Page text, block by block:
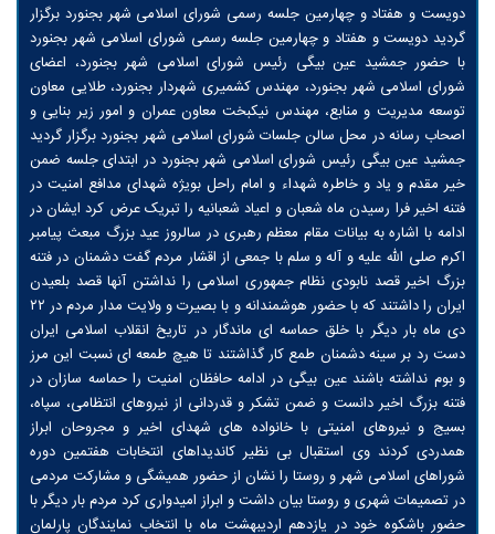
دویست و هفتاد و چهارمین جلسه رسمی شورای اسلامی شهر بجنورد برگزار
گردید دویست و هفتاد و چهارمین جلسه رسمی شورای اسلامی شهر بجنورد
با حضور جمشید عین بیگی رئیس شورای اسلامی شهر بجنورد، اعضای
شورای اسلامی شهر بجنورد، مهندس کشمیری شهردار بجنورد، طلایی معاون
توسعه مدیریت و منابع، مهندس نیکبخت معاون عمران و امور زیر بنایی و
اصحاب رسانه در محل سالن جلسات شورای اسلامی شهر بجنورد برگزار گردید
جمشید عین بیگی رئیس شورای اسلامی شهر بجنورد در ابتدای جلسه ضمن
خیر مقدم و یاد و خاطره شهداء و امام راحل بویژه شهدای مدافع امنیت در
فتنه اخیر فرا رسیدن ماه شعبان و اعیاد شعبانیه را تبریک عرض کرد ایشان در
ادامه با اشاره به بیانات مقام معظم رهبری در سالروز عيد بزرگ مبعث پیامبر
اکرم صلی الله علیه و آله و سلم با جمعی از اقشار مردم گفت دشمنان در فتنه
بزرگ اخیر قصد نابودی نظام جمهوری اسلامی را نداشتن آنها قصد بلعیدن
ایران را داشتند که با حضور هوشمندانه و با بصیرت و ولایت مدار مردم در ۲۲
دی ماه بار دیگر با خلق حماسه ای ماندگار در تاریخ انقلاب اسلامی ایران
دست رد بر سینه دشمنان طمع کار گذاشتند تا هیچ طمعه ای نسبت این مرز
و بوم نداشته باشند عین بیگی در ادامه حافظان امنیت را حماسه سازان در
فتنه بزرگ اخیر دانست و ضمن تشکر و قدردانی از نیروهای انتظامی، سپاه،
بسیج و نیروهای امنیتی با خانواده های شهدای اخیر و مجروحان ابراز
همدردی کردند وی استقبال بی نظیر کاندیداهای انتخابات هفتمین دوره
شوراهای اسلامی شهر و روستا را نشان از حضور همیشگی و مشارکت مردمی
در تصمیمات شهری و روستا بیان داشت و ابراز امیدواری کرد مردم بار دیگر با
حضور باشکوه خود در یازدهم اردیبهشت ماه با انتخاب نمایندگان پارلمان